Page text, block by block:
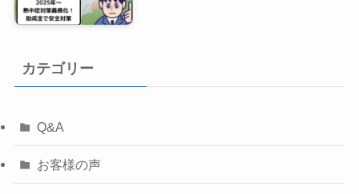
カテゴリー
Q&A
お客様の声